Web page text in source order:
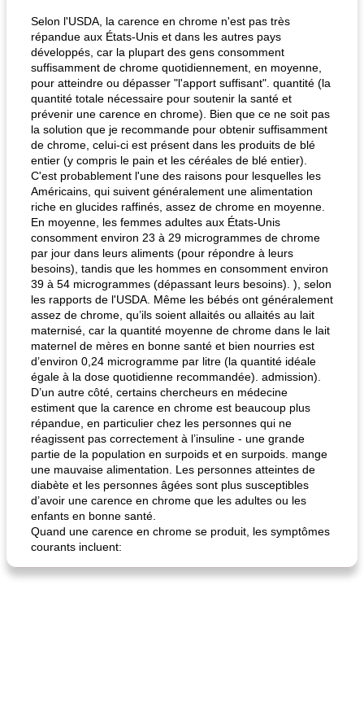
fiesta tostadas le méga's jopp joes
Selon l'USDA, la carence en chrome n'est pas très
répandue aux États-Unis et dans les autres pays
développés, car la plupart des gens consomment
suffisamment de chrome quotidiennement, en moyenne,
pour atteindre ou dépasser "l'apport suffisant". quantité (la
quantité totale nécessaire pour soutenir la santé et
prévenir une carence en chrome). Bien que ce ne soit pas
la solution que je recommande pour obtenir suffisamment
de chrome, celui-ci est présent dans les produits de blé
entier (y compris le pain et les céréales de blé entier).
C'est probablement l'une des raisons pour lesquelles les
Américains, qui suivent généralement une alimentation
riche en glucides raffinés, assez de chrome en moyenne.
En moyenne, les femmes adultes aux États-Unis
consomment environ 23 à 29 microgrammes de chrome
par jour dans leurs aliments (pour répondre à leurs
besoins), tandis que les hommes en consomment environ
39 à 54 microgrammes (dépassant leurs besoins). ), selon
les rapports de l'USDA. Même les bébés ont généralement
assez de chrome, qu’ils soient allaités ou allaités au lait
maternisé, car la quantité moyenne de chrome dans le lait
maternel de mères en bonne santé et bien nourries est
d’environ 0,24 microgramme par litre (la quantité idéale
égale à la dose quotidienne recommandée). admission).
D’un autre côté, certains chercheurs en médecine
estiment que la carence en chrome est beaucoup plus
répandue, en particulier chez les personnes qui ne
réagissent pas correctement à l’insuline - une grande
partie de la population en surpoids et en surpoids. mange
une mauvaise alimentation. Les personnes atteintes de
diabète et les personnes âgées sont plus susceptibles
d’avoir une carence en chrome que les adultes ou les
enfants en bonne santé.
Quand une carence en chrome se produit, les symptômes
courants incluent: